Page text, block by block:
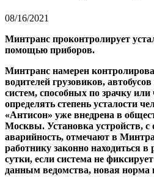
08/16/2021
Минтранс проконтролирует
помощью приборов.
Минтранс намерен
водителей грузовиков,
систем, способных по зрачку или
определять степень усталости
«Антисон» уже внедрена в
Москвы. Установка устройств, с
аварийность, отмечают в
работнику законно находиться в
сутки, если система не
данным ведомства, новая норма